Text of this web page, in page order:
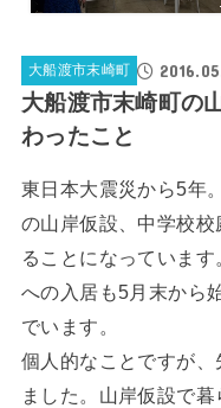
大船渡市末崎町
大船渡市末崎町の
わったこと
東日本大震災から5年
の山岸仮設、中学校
ることになっています
への入居も5月末から
でいます。
個人的なことですが
ました。山岸仮設で